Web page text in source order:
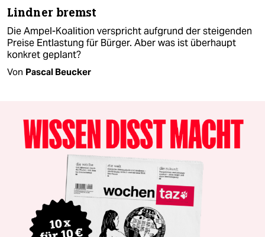
Lindner bremst
Die Ampel-Koalition verspricht aufgrund der steigenden
Preise Entlastung für Bürger. Aber was ist überhaupt
konkret geplant?
Von Pascal Beucker